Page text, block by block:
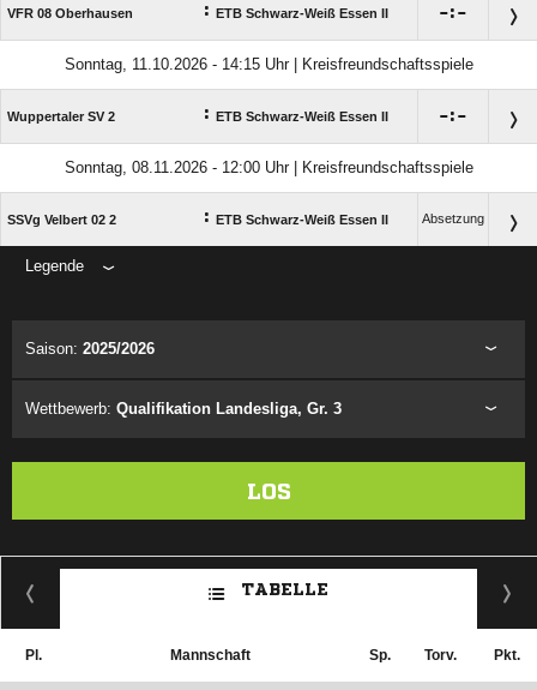
VFR 08 Oberhausen : ETB Schwarz-Weiß Essen II :
Sonntag, 11.10.2026 - 14:15 Uhr | Kreisfreundschaftsspiele
Wuppertaler SV 2 : ETB Schwarz-Weiß Essen II :
Sonntag, 08.11.2026 - 12:00 Uhr | Kreisfreundschaftsspiele
SSVg Velbert 02 2 : ETB Schwarz-Weiß Essen II Absetzung
Legende
Saison: 2025/2026
Wettbewerb: Qualifikation Landesliga, Gr. 3
LOS
TABELLE
Pl. Mannschaft Sp. Torv. Pkt.